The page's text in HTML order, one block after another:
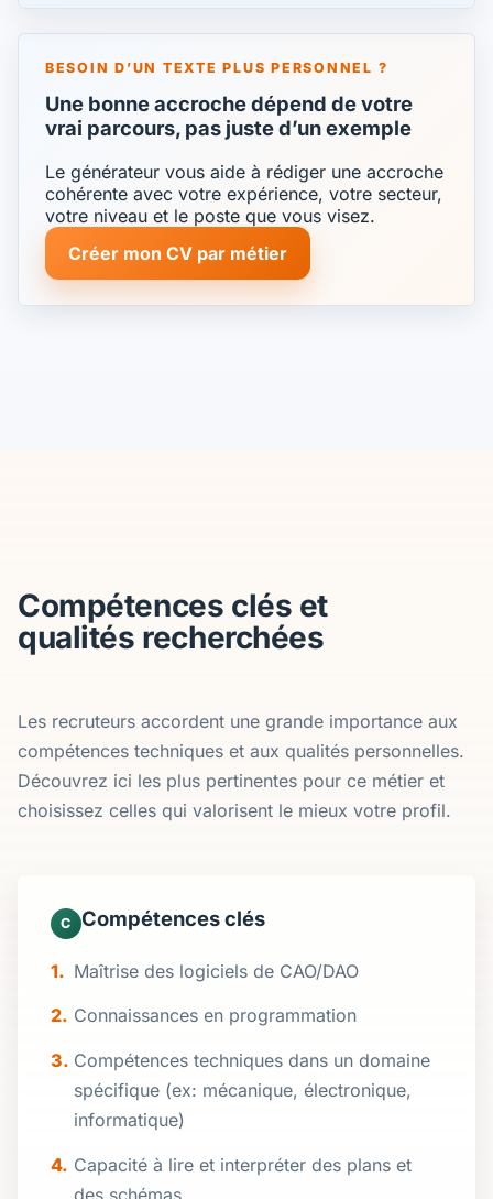
BESOIN D’UN TEXTE PLUS PERSONNEL ?
Une bonne accroche dépend de votre
vrai parcours, pas juste d’un exemple
Le générateur vous aide à rédiger une accroche
cohérente avec votre expérience, votre secteur,
votre niveau et le poste que vous visez.
Créer mon CV par métier
Compétences clés et
qualités recherchées
Les recruteurs accordent une grande importance aux
compétences techniques et aux qualités personnelles.
Découvrez ici les plus pertinentes pour ce métier et
choisissez celles qui valorisent le mieux votre profil.
C Compétences clés
Maîtrise des logiciels de CAO/DAO
Connaissances en programmation
Compétences techniques dans un domaine
spécifique (ex: mécanique, électronique,
informatique)
Capacité à lire et interpréter des plans et
des schémas